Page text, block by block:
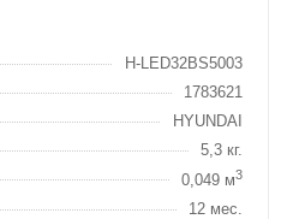
H-LED32BS5003
1783621
HYUNDAI
5,3 кг.
0,049 м3
12 мес.